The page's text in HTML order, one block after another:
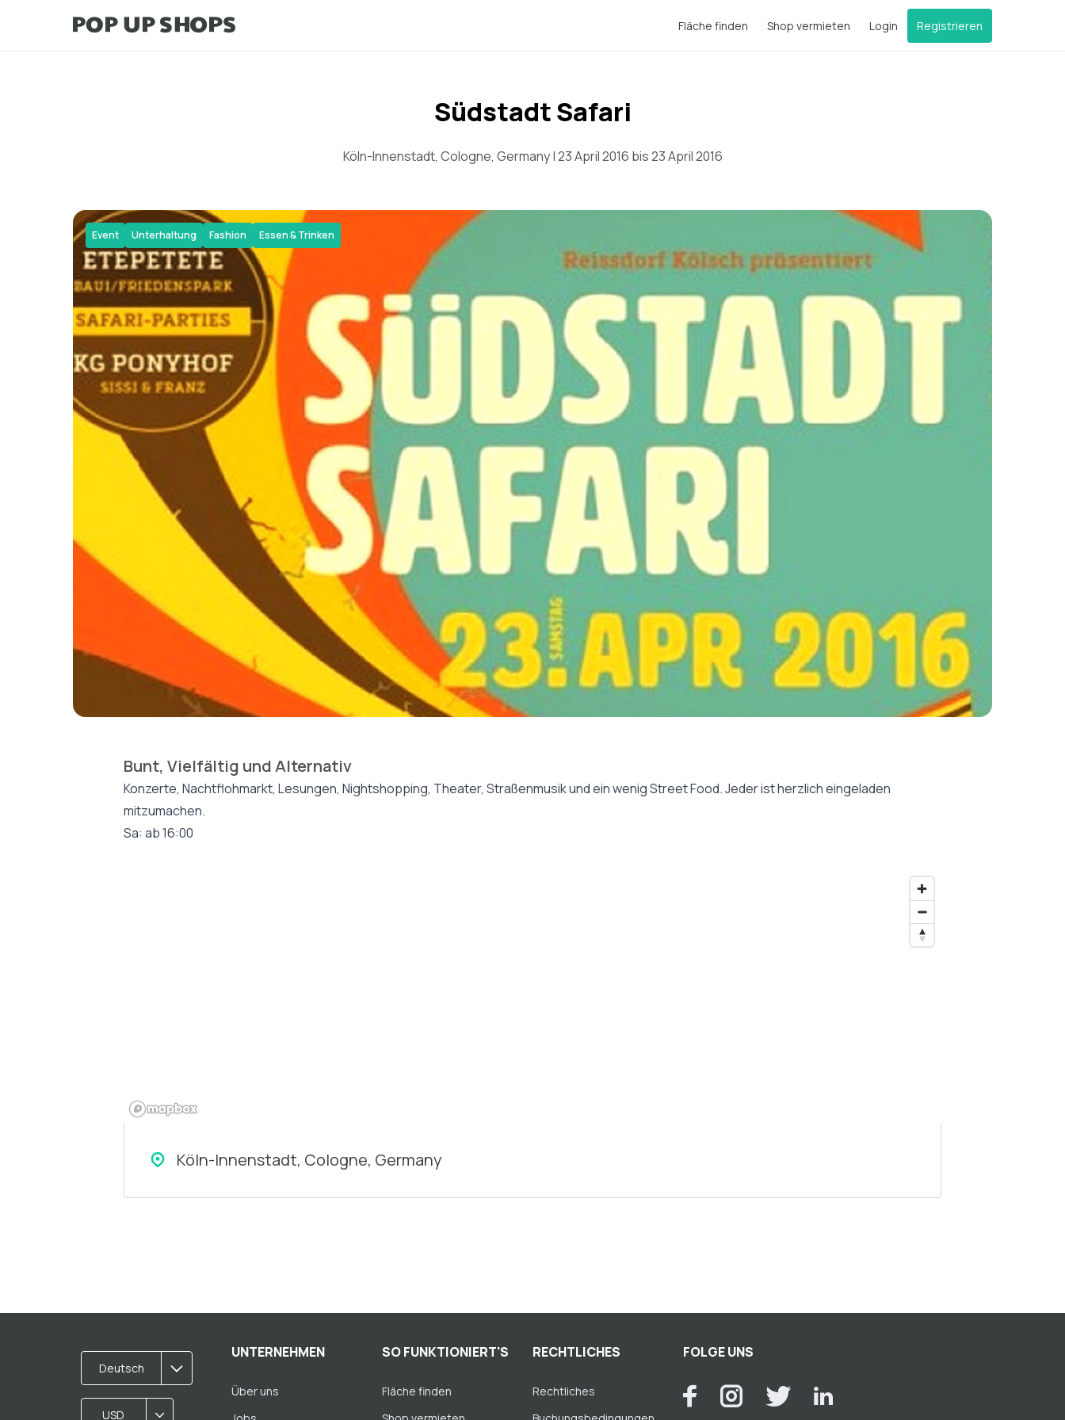
Fläche finden Shop vermieten Login Registrieren
Südstadt Safari
Köln-Innenstadt, Cologne, Germany | 23 April 2016 bis 23 April 2016
Event Unterhaltung Fashion Essen & Trinken
Bunt, Vielfältig und Alternativ
Konzerte, Nachtflohmarkt, Lesungen, Nightshopping, Theater, Straßenmusik und ein wenig Street Food. Jeder ist herzlich eingeladen
mitzumachen.
Sa: ab 16:00
Köln-Innenstadt, Cologne, Germany
Deutsch
USD
UNTERNEHMEN
Über uns
SO FUNKTIONIERT'S
Fläche finden
RECHTLICHES
Rechtliches
FOLGE UNS